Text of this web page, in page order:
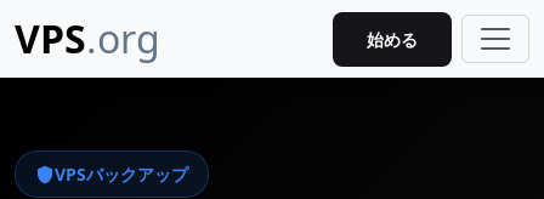
VPS.org 始める
VPSバックアップ